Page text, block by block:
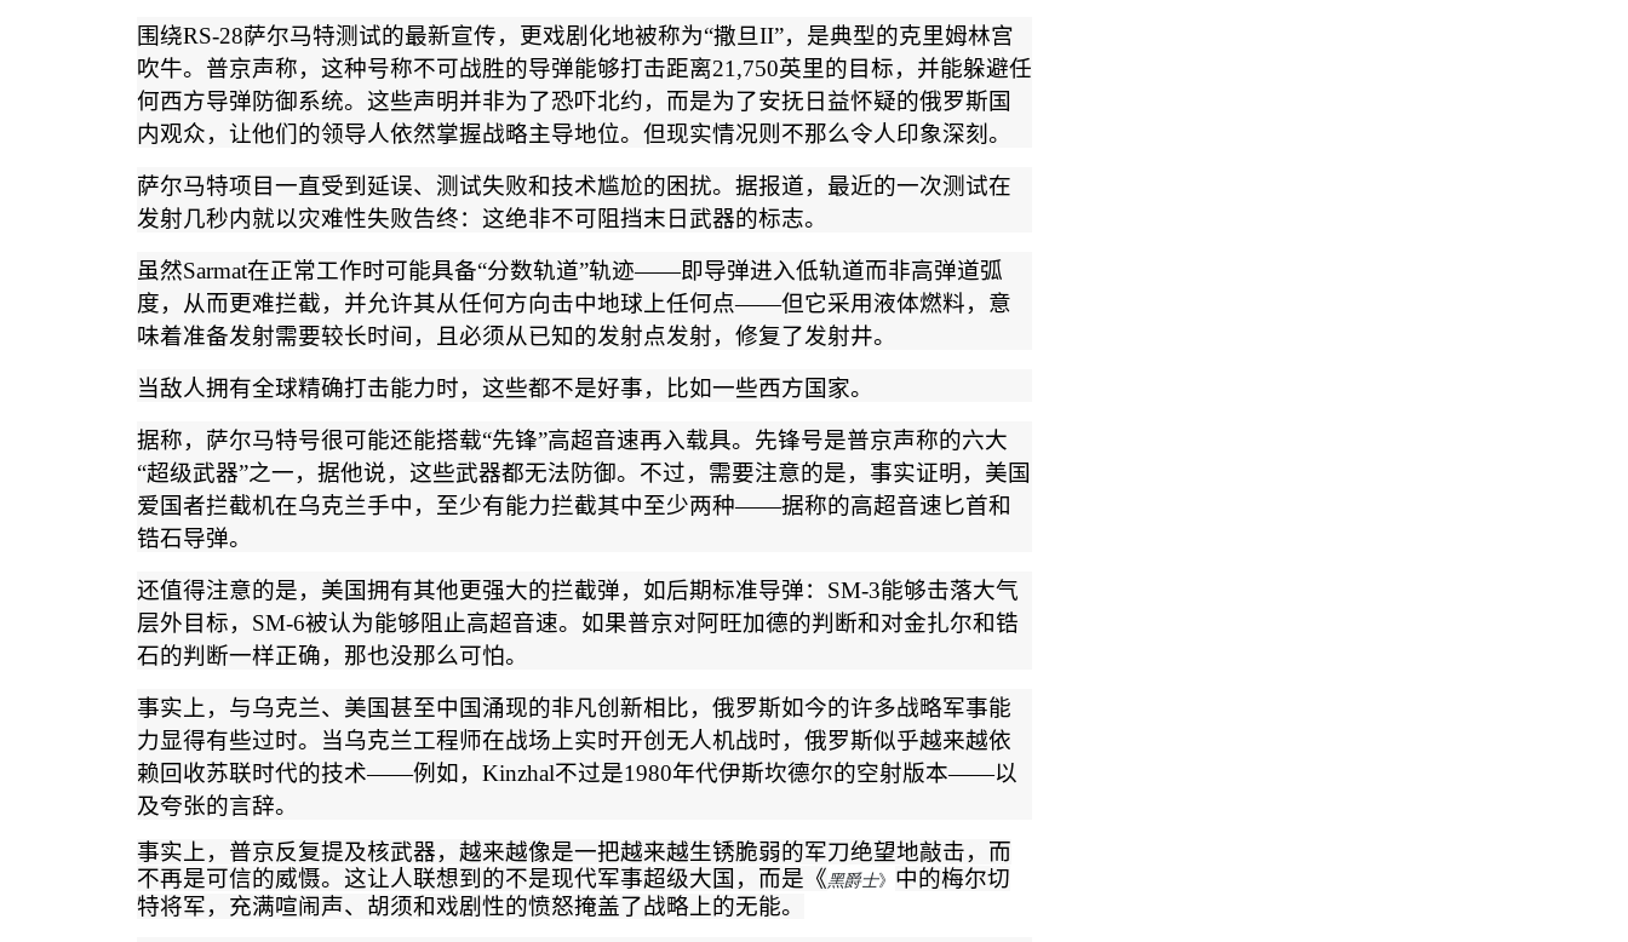
围绕RS-28萨尔马特测试的最新宣传，更戏剧化地被称为“撒旦II”，是典型的克里姆林宫
吹牛。普京声称，这种号称不可战胜的导弹能够打击距离21,750英里的目标，并能躲避任
何西方导弹防御系统。这些声明并非为了恐吓北约，而是为了安抚日益怀疑的俄罗斯国
内观众，让他们的领导人依然掌握战略主导地位。但现实情况则不那么令人印象深刻。
萨尔马特项目一直受到延误、测试失败和技术尴尬的困扰。据报道，最近的一次测试在
发射几秒内就以灾难性失败告终：这绝非不可阻挡末日武器的标志。
虽然Sarmat在正常工作时可能具备“分数轨道”轨迹——即导弹进入低轨道而非高弹道弧
度，从而更难拦截，并允许其从任何方向击中地球上任何点——但它采用液体燃料，意
味着准备发射需要较长时间，且必须从已知的发射点发射， 修复了发射井。
当敌人拥有全球精确打击能力时，这些都不是好事，比如一些西方国家。
据称，萨尔马特号很可能还能搭载“先锋”高超音速再入载具。先锋号是普京声称的六大
“超级武器”之一，据他说，这些武器都无法防御。不过，需要注意的是，事实证明，美国
爱国者拦截机在乌克兰手中，至少有能力拦截其中至少两种——据称的高超音速匕首和
锆石导弹。
还值得注意的是，美国拥有其他更强大的拦截弹，如后期标准导弹： SM-3能够击落大气
层外目标， SM-6被认为能够阻止高超音速。如果普京对阿旺加德的判断和对金扎尔和锆
石的判断一样正确，那也没那么可怕。
事实上，与乌克兰、美国甚至中国涌现的非凡创新相比，俄罗斯如今的许多战略军事能
力显得有些过时。当乌克兰工程师在战场上实时开创无人机战时，俄罗斯似乎越来越依
赖回收苏联时代的技术——例如， Kinzhal不过是1980年代伊斯坎德尔的空射版本——以
及夸张的言辞。
事实上，普京反复提及核武器，越来越像是一把越来越生锈脆弱的军刀绝望地敲击，而
不再是可信的威慑。这让人联想到的不是现代军事超级大国，而是 《黑爵士》 中的梅尔切
特将军，充满喧闹声、胡须和戏剧性的愤怒掩盖了战略上的无能。